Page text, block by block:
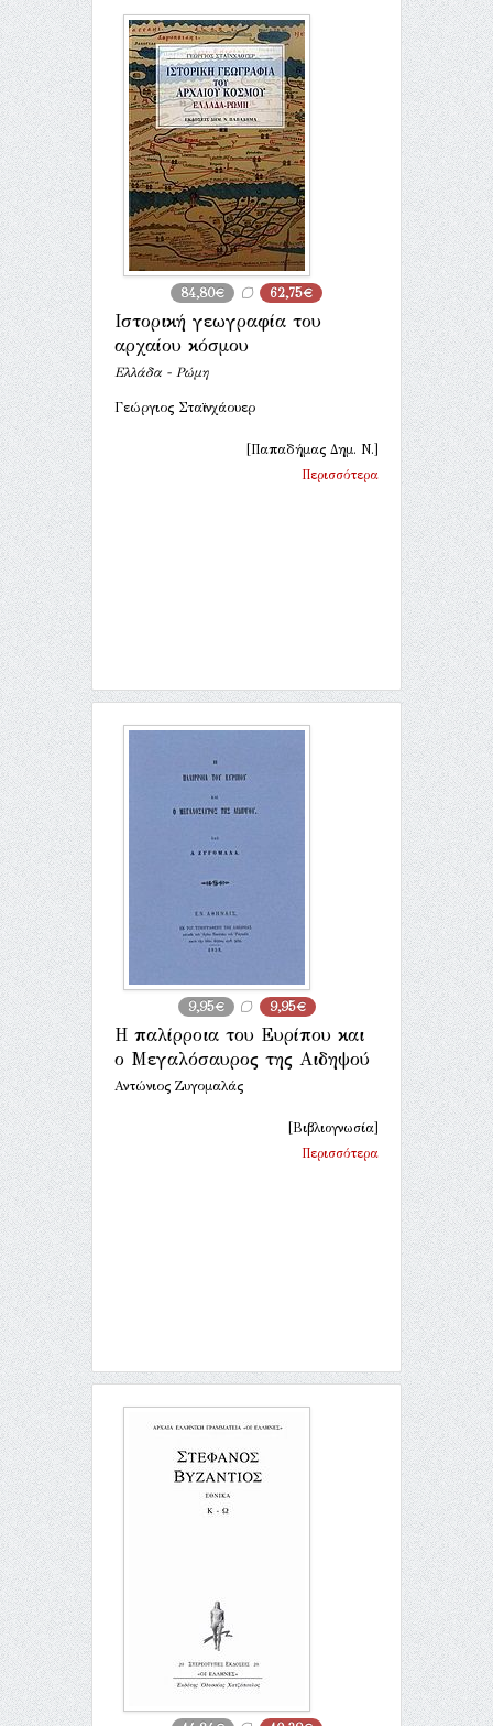
84,80€ 62,75€
Ιστορική γεωγραφία του
αρχαίου κόσμου
Ελλάδα - Ρώμη
Γεώργιος Σταϊνχάουερ
[Παπαδήμας Δημ. Ν.]
Περισσότερα
9,95€ 9,95€
Η παλίρροια του Ευρίπου και
ο Μεγαλόσαυρος της Αιδηψού
Αντώνιος Ζυγομαλάς
[Βιβλιογνωσία]
Περισσότερα